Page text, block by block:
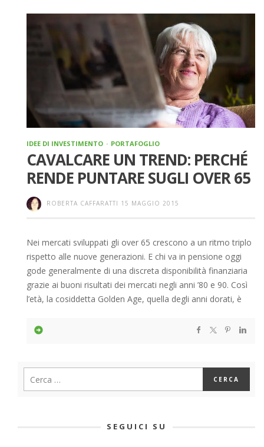
IDEE DI INVESTIMENTO PORTAFOGLIO
CAVALCARE UN TREND: PERCHÉ
RENDE PUNTARE SUGLI OVER 65
ROBERTA CAFFARATTI 15 MAGGIO 2015
Nei mercati sviluppati gli over 65 crescono a un ritmo triplo
rispetto alle nuove generazioni. E chi va in pensione oggi
gode generalmente di una discreta disponibilità finanziaria
grazie ai buoni risultati dei mercati negli anni ’80 e 90. Così
l’età, la cosiddetta Golden Age, quella degli anni dorati, è
SEGUICI SU